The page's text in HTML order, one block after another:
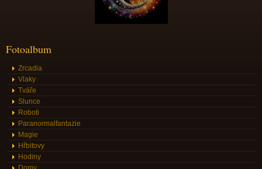
Fotoalbum
Zrcadla
Vlaky
Tváře
Slunce
Roboti
Paranormalfantazie
Magie
Hřbitovy
Hodiny